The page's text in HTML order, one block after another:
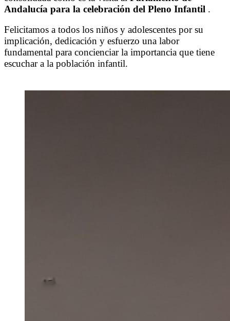
Andalucía para la celebración del Pleno Infantil .
Felicitamos a todos los niños y adolescentes por su
implicación, dedicación y esfuerzo una labor
fundamental para concienciar la importancia que tiene
escuchar a la población infantil.